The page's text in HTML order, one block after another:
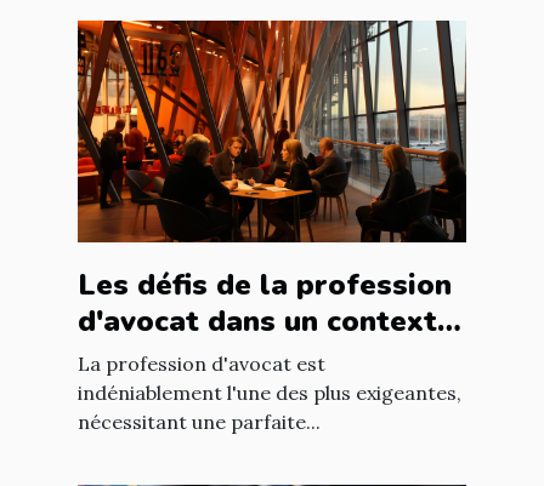
Les défis de la profession
d'avocat dans un contexte
international à Nantes
La profession d'avocat est
indéniablement l'une des plus exigeantes,
nécessitant une parfaite...